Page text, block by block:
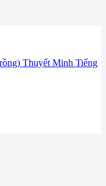
Thuyết Minh Tiếng